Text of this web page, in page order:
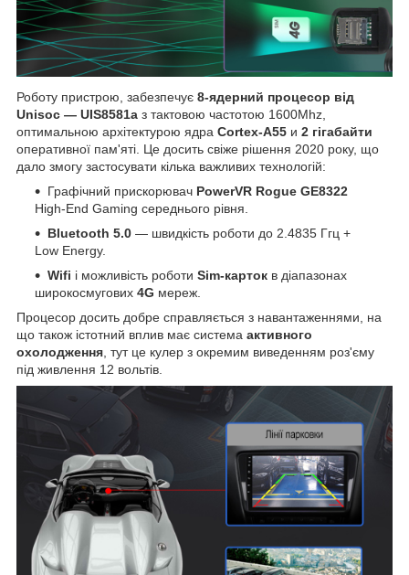
Роботу пристрою, забезпечує 8-ядерний процесор від
Unisoc — UIS8581a з тактовою частотою 1600Mhz,
оптимальною архітектурою ядра Cortex-A55 и 2 гігабайти
оперативної пам'яті. Це досить свіже рішення 2020 року, що
дало змогу застосувати кілька важливих технологій:
Графічний прискорювач PowerVR Rogue GE8322
High-End Gaming середнього рівня.
Bluetooth 5.0 — швидкість роботи до 2.4835 Ггц +
Low Energy.
Wifi і можливість роботи Sim-карток в діапазонах
широкосмугових 4G мереж.
Процесор досить добре справляється з навантаженнями, на
що також істотний вплив має система активного
охолодження , тут це кулер з окремим виведенням роз'єму
під живлення 12 вольтів.